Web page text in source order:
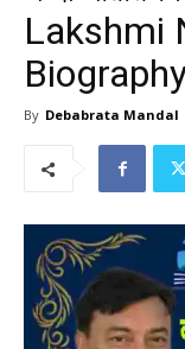
Lakshmi
By Debabrata Mandal